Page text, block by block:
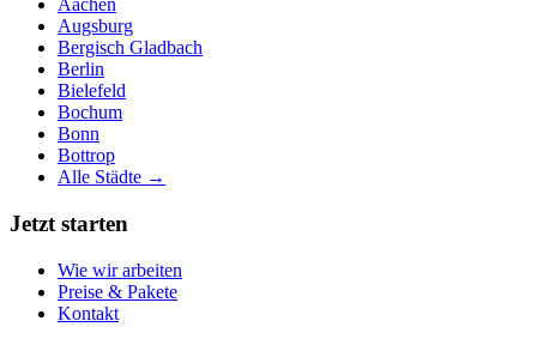
Aachen
Augsburg
Bergisch Gladbach
Berlin
Bielefeld
Bochum
Bonn
Bottrop
Alle Städte →
Jetzt starten
Wie wir arbeiten
Preise & Pakete
Kontakt